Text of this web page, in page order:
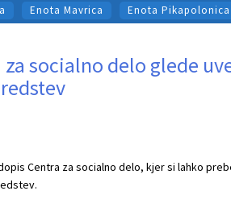
Enota Mavrica Enota Pikapolonica
za socialno delo glede
Centra za socialno delo, kjer si lahko